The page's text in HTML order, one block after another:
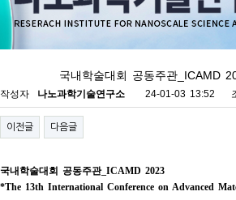
국내학술대회 공동주관_ICAMD
작성자 나노과학기술연구소 24-01-03 13:52
이전글 다음글
국내학술대회 공동주관_ICAMD 2023
*The 13th International Conference on Advanced